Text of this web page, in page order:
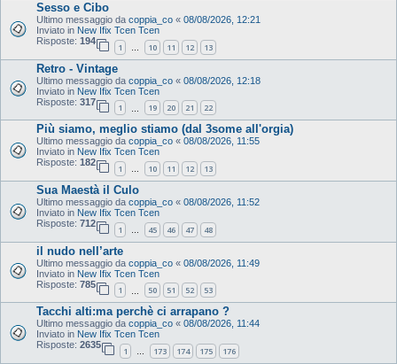
Sesso e Cibo
Ultimo messaggio da coppia_co « 08/08/2026, 12:21
Inviato in New Ifix Tcen Tcen
Risposte: 194
1 … 10 11 12 13
Retro - Vintage
Ultimo messaggio da coppia_co « 08/08/2026, 12:18
Inviato in New Ifix Tcen Tcen
Risposte: 317
1 19 20 21 22
Più siamo, meglio stiamo (dal 3some all'orgia)
Ultimo messaggio da coppia_co « 08/08/2026, 11:55
Inviato in New Ifix Tcen Tcen
Risposte: 182
1 … 10 11 12 13
Sua Maestà il Culo
Ultimo messaggio da coppia_co « 08/08/2026, 11:52
Inviato in New Ifix Tcen Tcen
Risposte: 712
1 … 45 46 47 48
il nudo nell’arte
Ultimo messaggio da coppia_co « 08/08/2026, 11:49
Inviato in New Ifix Tcen Tcen
Risposte: 785
1 50 51 52 53
Tacchi alti:ma perchè ci arrapano ?
Ultimo messaggio da coppia_co « 08/08/2026, 11:44
Inviato in New Ifix Tcen Tcen
Risposte: 2635
1 … 173 174 175 176